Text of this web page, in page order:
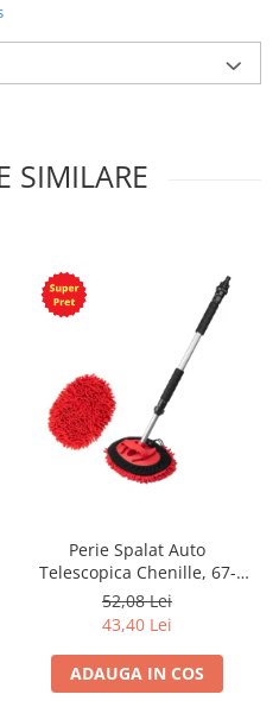
SIMILARE
Perie Spalat Auto
Telescopica Chenille, 67-
100 cm
52,08 Lei
43,40 Lei
ADAUGA IN COS